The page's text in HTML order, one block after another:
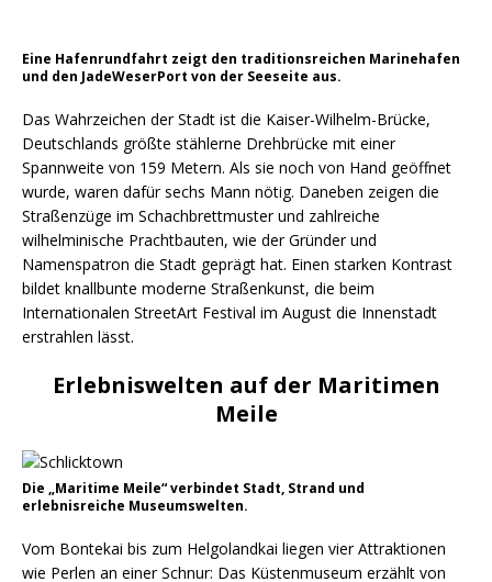
Eine Hafenrundfahrt zeigt den traditionsreichen Marinehafen
und den JadeWeserPort von der Seeseite aus.
Das Wahrzeichen der Stadt ist die Kaiser-Wilhelm-Brücke,
Deutschlands größte stählerne Drehbrücke mit einer
Spannweite von 159 Metern. Als sie noch von Hand geöffnet
wurde, waren dafür sechs Mann nötig. Daneben zeigen die
Straßenzüge im Schachbrettmuster und zahlreiche
wilhelminische Prachtbauten, wie der Gründer und
Namenspatron die Stadt geprägt hat. Einen starken Kontrast
bildet knallbunte moderne Straßenkunst, die beim
Internationalen StreetArt Festival im August die Innenstadt
erstrahlen lässt.
Erlebniswelten auf der Maritimen
Meile
Die „Maritime Meile“ verbindet Stadt, Strand und
erlebnisreiche Museumswelten.
Vom Bontekai bis zum Helgolandkai liegen vier Attraktionen
wie Perlen an einer Schnur: Das Küstenmuseum erzählt von